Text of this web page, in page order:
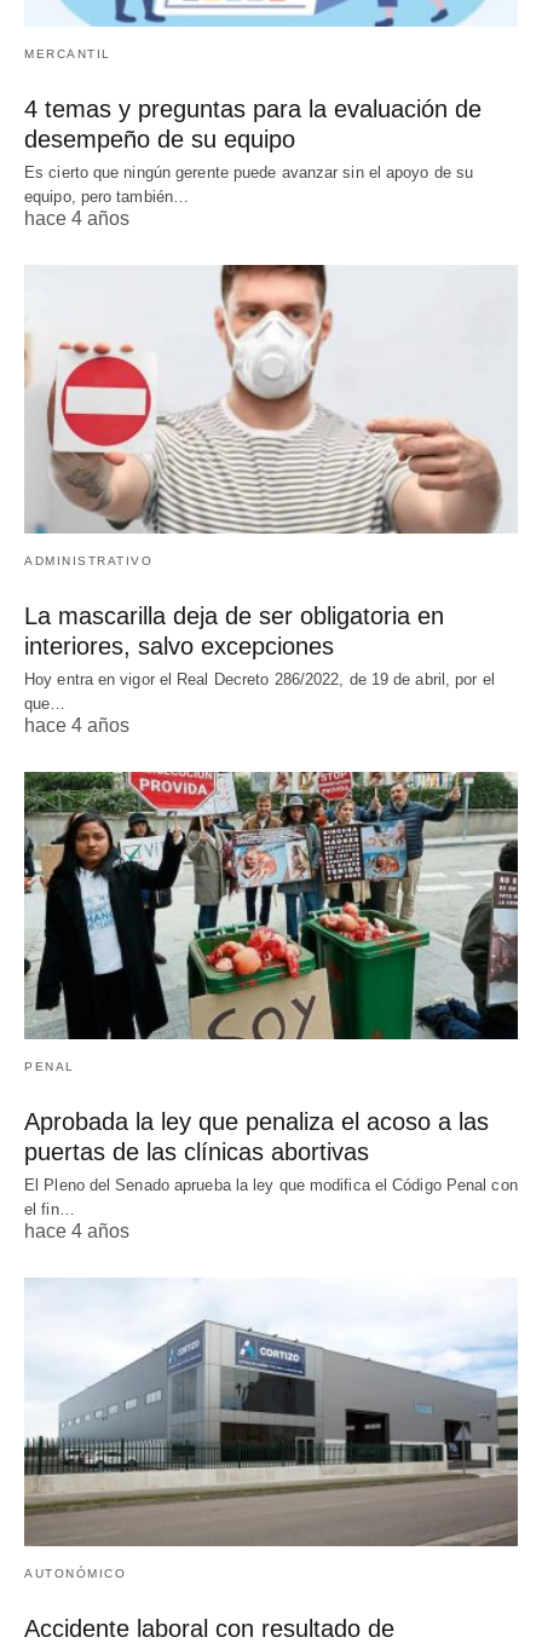
MERCANTIL
4 temas y preguntas para la evaluación de
desempeño de su equipo
Es cierto que ningún gerente puede avanzar sin el apoyo de su
equipo, pero también…
hace 4 años
ADMINISTRATIVO
La mascarilla deja de ser obligatoria en
interiores, salvo excepciones
Hoy entra en vigor el Real Decreto 286/2022, de 19 de abril, por el
que…
hace 4 años
PENAL
Aprobada la ley que penaliza el acoso a las
puertas de las clínicas abortivas
El Pleno del Senado aprueba la ley que modifica el Código Penal con
el fin…
hace 4 años
AUTONÓMICO
Accidente laboral con resultado de